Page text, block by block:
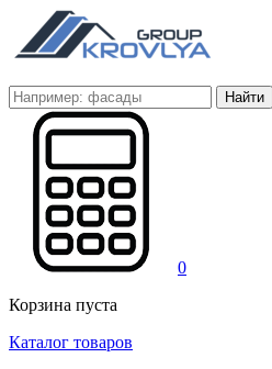
Найти
0
Корзина пуста
Каталог товаров